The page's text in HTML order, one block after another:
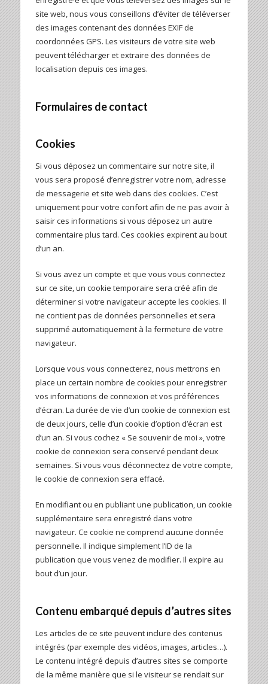
site web, nous vous conseillons d’éviter de téléverser
des images contenant des données EXIF de
coordonnées GPS. Les visiteurs de votre site web
peuvent télécharger et extraire des données de
localisation depuis ces images.
Formulaires de contact
Cookies
Si vous déposez un commentaire sur notre site, il
vous sera proposé d’enregistrer votre nom, adresse
de messagerie et site web dans des cookies. C’est
uniquement pour votre confort afin de ne pas avoir à
saisir ces informations si vous déposez un autre
commentaire plus tard. Ces cookies expirent au bout
d’un an.
Si vous avez un compte et que vous vous connectez
sur ce site, un cookie temporaire sera créé afin de
déterminer si votre navigateur accepte les cookies. Il
ne contient pas de données personnelles et sera
supprimé automatiquement à la fermeture de votre
navigateur.
Lorsque vous vous connecterez, nous mettrons en
place un certain nombre de cookies pour enregistrer
vos informations de connexion et vos préférences
d’écran. La durée de vie d’un cookie de connexion est
de deux jours, celle d’un cookie d’option d’écran est
d’un an. Si vous cochez « Se souvenir de moi », votre
cookie de connexion sera conservé pendant deux
semaines. Si vous vous déconnectez de votre compte,
le cookie de connexion sera effacé.
En modifiant ou en publiant une publication, un cookie
supplémentaire sera enregistré dans votre
navigateur. Ce cookie ne comprend aucune donnée
personnelle. Il indique simplement l’ID de la
publication que vous venez de modifier. Il expire au
bout d’un jour.
Contenu embarqué depuis d’autres sites
Les articles de ce site peuvent inclure des contenus
intégrés (par exemple des vidéos, images, articles…).
Le contenu intégré depuis d’autres sites se comporte
de la même manière que si le visiteur se rendait sur